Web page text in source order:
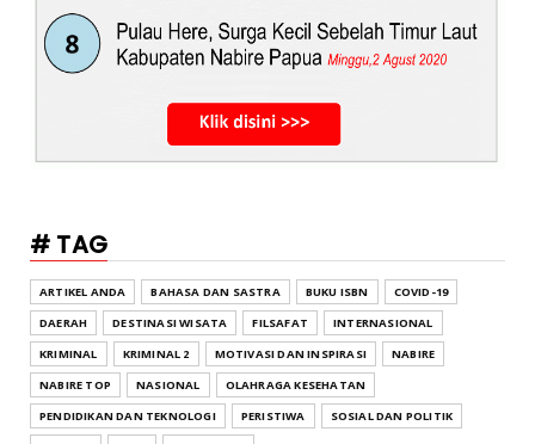
# TAG
ARTIKEL ANDA BAHASA DAN SASTRA BUKU ISBN
COVID-19
DAERAH
DESTINASI WISATA FILSAFAT
INTERNASIONAL
KRIMINAL
KRIMINAL 2 MOTIVASI DAN INSPIRASI
NABIRE
NABIRE TOP
NASIONAL
OLAHRAGA KESEHATAN
PENDIDIKAN DAN TEKNOLOGI
PERISTIWA
SOSIAL DAN POLITIK